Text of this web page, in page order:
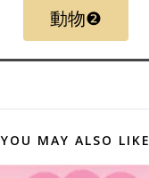
動物❷
YOU MAY ALSO LIKE